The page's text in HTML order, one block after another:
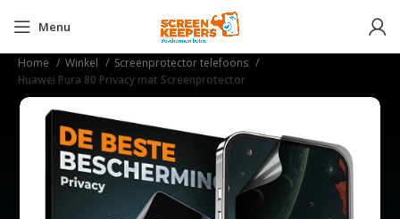
Menu
Home Winkel
Screenprotector telefoons
Huawei Pura 80 Privacy mat Screenprotector